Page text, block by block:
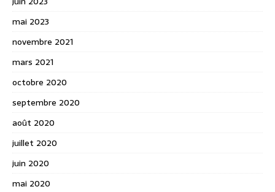
mai 2023
novembre 2021
mars 2021
octobre 2020
septembre 2020
août 2020
juillet 2020
juin 2020
mai 2020